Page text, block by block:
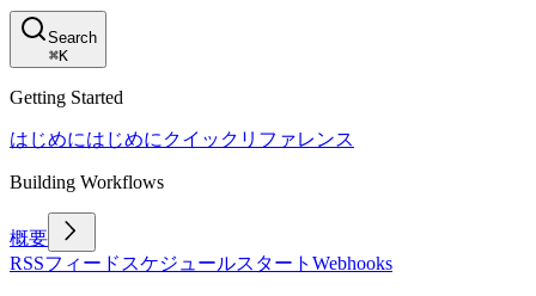
Search
⌘K
Getting Started
はじめにはじめに クイックリファレンス
Building Workflows
概要
RSSフィード スケジュールスタート Webhooks